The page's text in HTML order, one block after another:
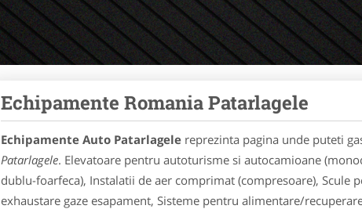
Echipamente Romania Patarlagele
Echipamente Auto Patarlagelereprezinta pagina unde puteti
Patarlagele. Elevatoare pentru autoturisme si autocamioane
dublu-foarfeca), Instalatii de aer comprimat (compresoare), Scule
exhaustare gaze esapament, Sisteme pentru alimentare/